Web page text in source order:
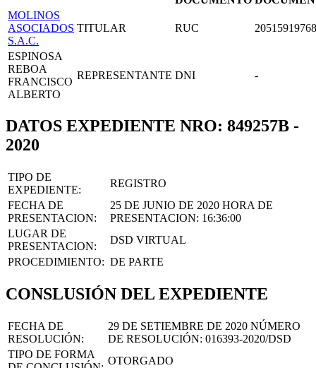
MOLINOS
ASOCIADOS
S.A.C.
TITULAR RUC 20515919768
ESPINOSA
REBOA
FRANCISCO
ALBERTO
REPRESENTANTE DNI -
DATOS EXPEDIENTE NRO: 849257B -
2020
TIPO DE
EXPEDIENTE:
REGISTRO
FECHA DE
PRESENTACION:
25 DE JUNIO DE 2020 HORA DE
PRESENTACION: 16:36:00
LUGAR DE
PRESENTACION:
DSD VIRTUAL
PROCEDIMIENTO: DE PARTE
CONSLUSIÓN DEL EXPEDIENTE
FECHA DE
RESOLUCIÓN:
29 DE SETIEMBRE DE 2020 NÚMERO
DE RESOLUCIÓN: 016393-2020/DSD
TIPO DE FORMA
OTORGADO